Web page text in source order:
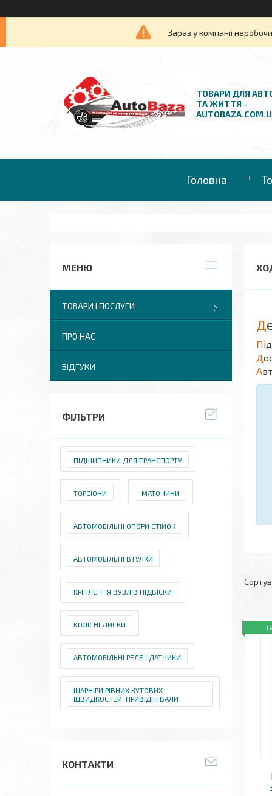
Зараз у компанії
ТОВАРИ ДЛЯ
ТА ЖИТТЯ -
Головна
Д
П
Д
А
ТОВАРИ І ПОСЛУГИ
ПРО НАС
ВІДГУКИ
ФІЛЬТРИ
ПІДШИПНИКИ ДЛЯ ТРАНСПОРТУ
ТОРСІОНИ МАТОЧИНИ
АВТОМОБІЛЬНІ ОПОРИ СТІЙОК
АВТОМОБІЛЬНІ ВТУЛКИ
КРІПЛЕННЯ ВУЗЛІВ ПІДВІСКИ
КОЛІСНІ ДИСКИ
АВТОМОБІЛЬНІ РЕЛЕ І ДАТЧИКИ
ШАРНІРИ РІВНИХ КУТОВИХ
ШВИДКОСТЕЙ, ПРИВІДНІ ВАЛИ
КОНТАКТИ